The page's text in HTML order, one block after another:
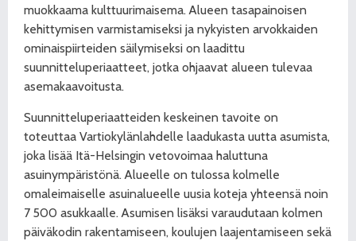
muokkaama kulttuurimaisema. Alueen tasapainoisen
kehittymisen varmistamiseksi ja nykyisten arvokkaiden
ominaispiirteiden säilymiseksi on laadittu
suunnitteluperiaatteet, jotka ohjaavat alueen tulevaa
asemakaavoitusta.
Suunnitteluperiaatteiden keskeinen tavoite on
toteuttaa Vartiokylänlahdelle laadukasta uutta asumista,
joka lisää Itä-Helsingin vetovoimaa haluttuna
asuinympäristönä. Alueelle on tulossa kolmelle
omaleimaiselle asuinalueelle uusia koteja yhteensä noin
7 500 asukkaalle. Asumisen lisäksi varaudutaan kolmen
päiväkodin rakentamiseen, koulujen laajentamiseen sekä